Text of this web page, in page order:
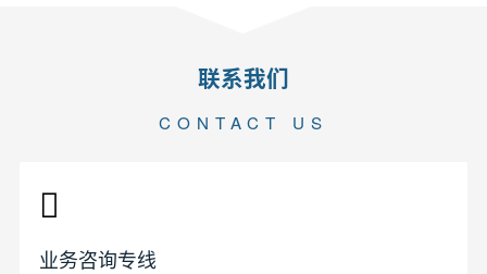
联系我们
CONTACT US
业务咨询专线